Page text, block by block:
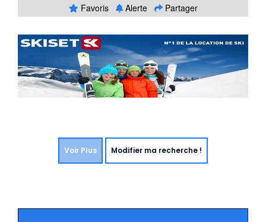
Favoris
Alerte Partager
Voir Plus Modifier ma recherche !